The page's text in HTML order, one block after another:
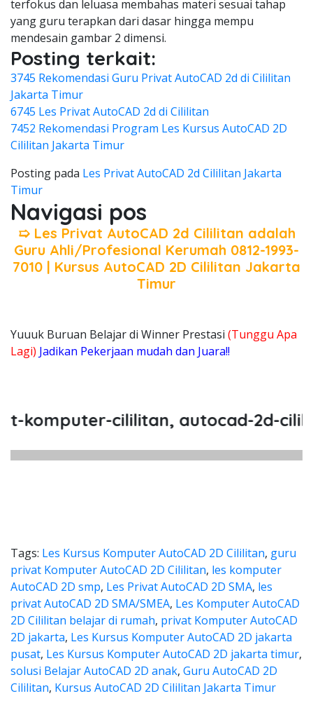
terfokus dan leluasa membahas materi sesuai tahap
yang guru terapkan dari dasar hingga mempu
mendesain gambar 2 dimensi.
Posting terkait:
3745 Rekomendasi Guru Privat AutoCAD 2d di Cililitan
Jakarta Timur
6745 Les Privat AutoCAD 2d di Cililitan
7452 Rekomendasi Program Les Kursus AutoCAD 2D
Cililitan Jakarta Timur
Posting pada Les Privat AutoCAD 2d Cililitan Jakarta
Timur
Navigasi pos
➯ Les Privat AutoCAD 2d Cililitan adalah
Guru Ahli/Profesional Kerumah 0812-1993-
7010 | Kursus AutoCAD 2D Cililitan Jakarta
Timur
Yuuuk Buruan Belajar di Winner Prestasi (Tunggu Apa
Lagi) Jadikan Pekerjaan mudah dan Juara!!
cililitan, autocad-2d-
Tags: Les Kursus Komputer AutoCAD 2D Cililitan, guru
privat Komputer AutoCAD 2D Cililitan, les komputer
AutoCAD 2D smp, Les Privat AutoCAD 2D SMA, les
privat AutoCAD 2D SMA/SMEA, Les Komputer AutoCAD
2D Cililitan belajar di rumah, privat Komputer AutoCAD
2D jakarta, Les Kursus Komputer AutoCAD 2D jakarta
pusat, Les Kursus Komputer AutoCAD 2D jakarta timur,
solusi Belajar AutoCAD 2D anak, Guru AutoCAD 2D
Cililitan, Kursus AutoCAD 2D Cililitan Jakarta Timur